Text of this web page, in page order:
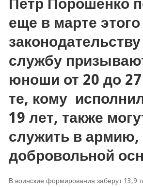
Петр Порошенко
еще в марте
службу
юноши от 20 до
те, кому
19 лет, также
служить в армию,
добровольной
В воинские формирования заберут 13,9